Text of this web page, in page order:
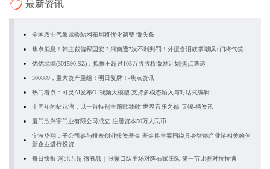
最新资讯
全国农业气象试验站网布局将优化调整 微头条
焦点消息！韩主裁偏帮国安？河南遭7次不利判罚！外援含泪鼓掌嘲讽+门将气笑
优优绿能(301590.SZ)：拟推不超过105万股股权激励计划|焦点速递
300889，重大资产重组！明日复牌！-焦点资讯
热门看点：可灵AI发布O1视频大模型 支持多模态输入与对话式编辑
十周年的拈花湾，以一首特别主题歌致敬“世界音乐之都”无锡-播资讯
厦门欣兴宇门业有限公司成立 注册资本50万人民币
宁波华翔：子公司参与投资创业投资基金 基金将主要围绕具身智能产业链相关的创
新企业进行投资
每日快报!河北五超·微视频｜张家口队主场对阵石家庄队 第一节比赛对抗拉满